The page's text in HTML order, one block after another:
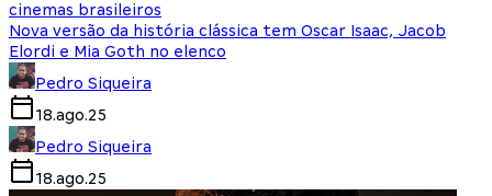
cinemas brasileiros
Nova versão da história clássica tem Oscar Isaac, Jacob
Elordi e Mia Goth no elenco
Pedro Siqueira
18.ago.25
Pedro Siqueira
18.ago.25